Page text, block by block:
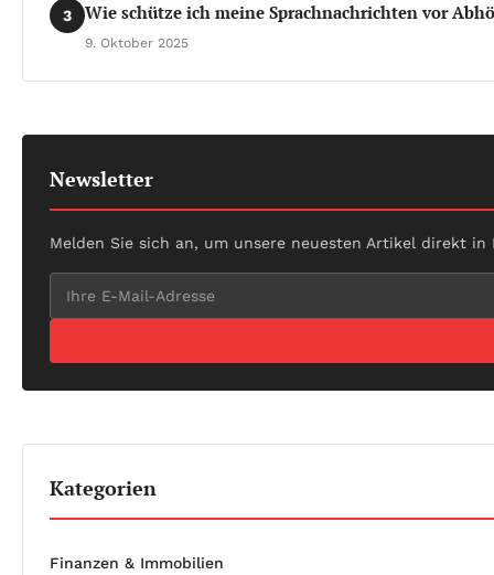
3 Wie schütze ich meine Sprachnachrichten vor
9. Oktober 2025
Newsletter
Melden Sie sich an, um unsere neuesten Artikel direkt
Kategorien
Finanzen & Immobilien